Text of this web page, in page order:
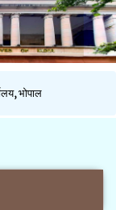
भोपाल